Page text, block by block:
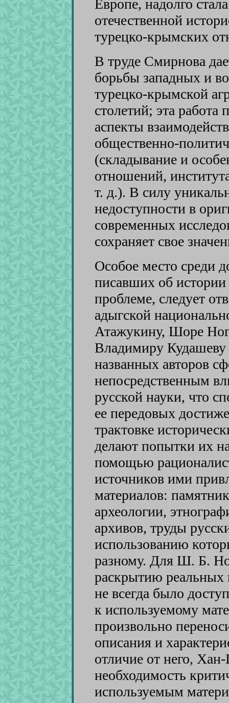
Европе, надолго
отечественной
турецко-крымских
В труде Смирнова
борьбы западных и
турецко-крымской
столетий; эта работа
аспекты
общественно-
(складывание и
отношений,
т. д.). В силу
недоступности в
современных
сохраняет свое
Особое место среди
писавших об
проблеме, следует
адыгской
Атажукину, Шоре
Владимиру
названных авторов
непосредственным
русской науки, что
ее передовых
трактовке
делают попытки их
помощью
источников ими
материалов:
археологии,
архивов, труды
использованию
разному. Для Ш. Б.
раскрытию реальных
не всегда было
к используемому
произвольно
описания и
отличие от него,
необходимость
используемым